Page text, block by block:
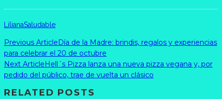
LilianaSaludable
Previous Article Día de la Madre: brindis, regalos y experiencias
para celebrar el 20 de octubre
Next Article Hell´s Pizza lanza una nueva pizza vegana y, por
pedido del público, trae de vuelta un clásico
RELATED POSTS